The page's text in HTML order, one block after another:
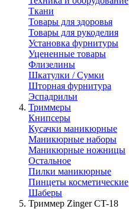
Ткани
Товары для здоровья
Товары для рукоделия
Установка фурнитуры
Уцененные товары
Флизелины
Шкатулки / Сумки
Шторная фурнитура
Эспадрильи
Триммеры
Книпсеры
Кусачки маникюрные
Маникюрные наборы
Маникюрные ножницы
Остальное
Пилки маникюрные
Пинцеты косметические
Шаберы
Триммер Zinger CT-18